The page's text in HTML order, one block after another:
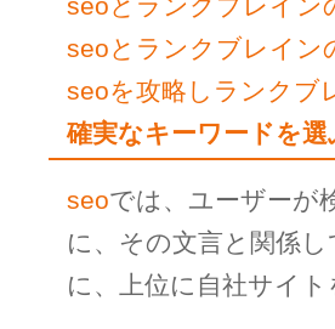
seoとランクブレイン
seoを攻略しランクブ
確実なキーワードを選
seoでは、ユーザーが
に、その文言と関係
に、上位に自社サイ